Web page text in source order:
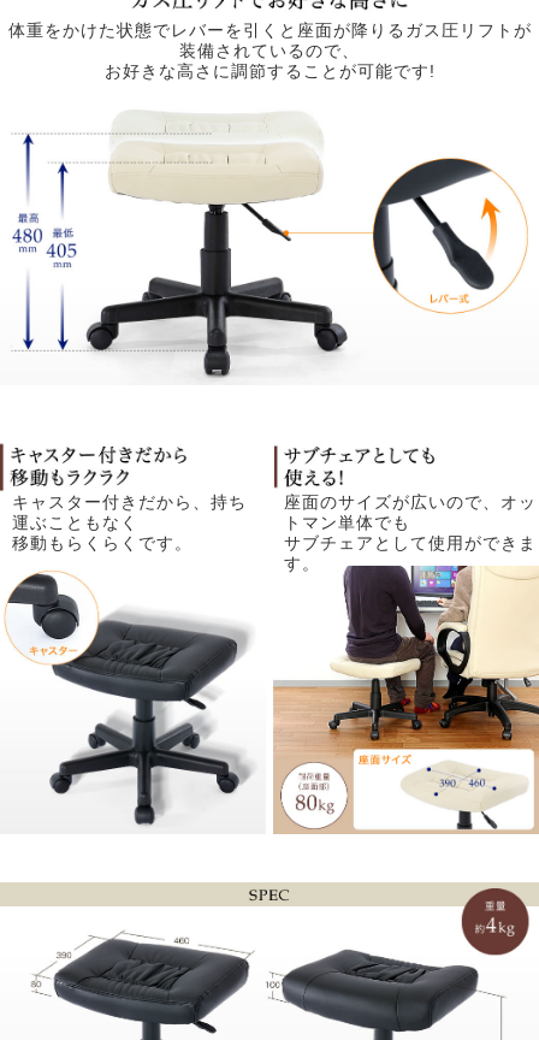
体重をかけた状態でレバーを引くと座面が降りるガス圧リフトが
装備されているので、
お好きな高さに調節することが可能です!
キャスター付きだから、持ち
運ぶこともなく
移動もらくらくです。
座面のサイズが広いので、オッ
トマン単体でも
サブチェアとして使用ができま
す。